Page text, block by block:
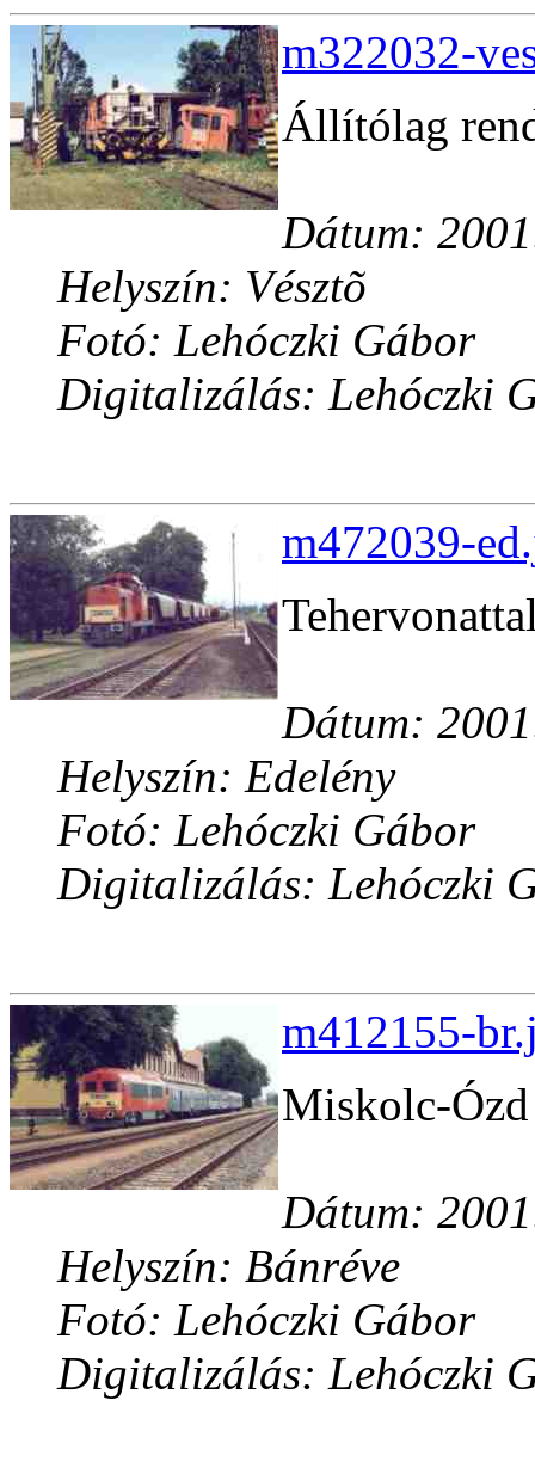
m322032-
Állítólag
Dátum:
Helyszín: Vésztõ
Fotó: Lehóczki Gábor
Digitalizálás: Lehóczki
m472039-
Dátum:
Helyszín: Edelény
Fotó: Lehóczki Gábor
Digitalizálás: Lehóczki
m412155-
Miskolc-
Dátum:
Helyszín: Bánréve
Fotó: Lehóczki Gábor
Digitalizálás: Lehóczki